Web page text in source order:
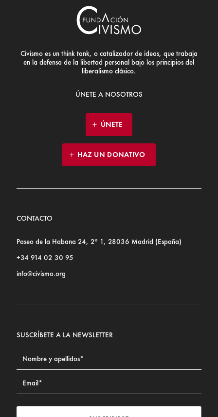
Civismo es un think tank, o catalizador de ideas, que trabaja
en la defensa de la libertad personal bajo los principios del
liberalismo clásico.
ÚNETE A NOSOTROS
ÚNETE
HAZ UN DONATIVO
CONTACTO
Paseo de la Habana 24, 2º 1, 28036 Madrid (España)
+34 914 02 30 95
info@civismo.org
SUSCRÍBETE A LA NEWSLETTER